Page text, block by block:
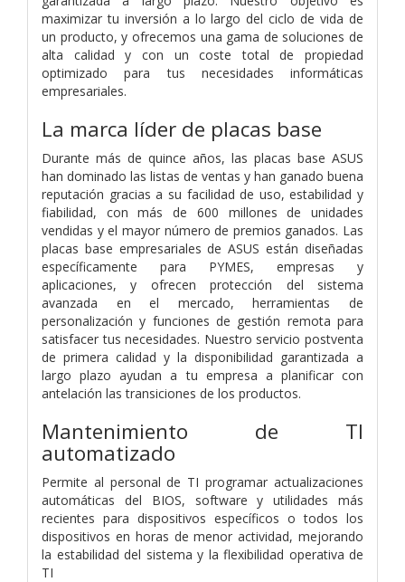
maximizar tu inversión a lo largo del ciclo de vida de
un producto, y ofrecemos una gama de soluciones de
alta calidad y con un coste total de propiedad
optimizado para tus necesidades informáticas
empresariales.
La marca líder de placas base
Durante más de quince años, las placas base ASUS
han dominado las listas de ventas y han ganado buena
reputación gracias a su facilidad de uso, estabilidad y
fiabilidad, con más de 600 millones de unidades
vendidas y el mayor número de premios ganados. Las
placas base empresariales de ASUS están diseñadas
específicamente para PYMES, empresas y
aplicaciones, y ofrecen protección del sistema
avanzada en el mercado, herramientas de
personalización y funciones de gestión remota para
satisfacer tus necesidades. Nuestro servicio postventa
de primera calidad y la disponibilidad garantizada a
largo plazo ayudan a tu empresa a planificar con
antelación las transiciones de los productos.
Mantenimiento de TI
automatizado
Permite al personal de TI programar actualizaciones
automáticas del BIOS, software y utilidades más
recientes para dispositivos específicos o todos los
dispositivos en horas de menor actividad, mejorando
la estabilidad del sistema y la flexibilidad operativa de
TI